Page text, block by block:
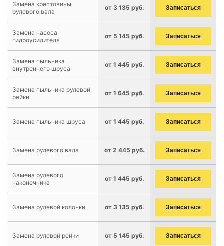
Замена крестовины
рулевого вала
от 3 135 руб. Записаться
Замена насоса
гидроусилителя
от 5 145 руб. Записаться
Замена пыльника
внутреннего шруса
от 1 445 руб. Записаться
Замена пыльника рулевой
рейки
от 1 645 руб. Записаться
Замена пыльника шруса от 1 445 руб. Записаться
Замена рулевого вала от 2 445 руб. Записаться
Замена рулевого
наконечника
от 1 445 руб. Записаться
Замена рулевой колонки от 3 135 руб. Записаться
Замена рулевой рейки от 5 145 руб. Записаться